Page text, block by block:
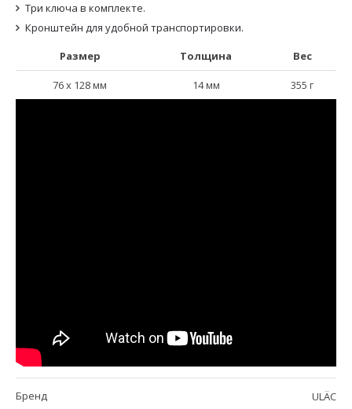
Три ключа в комплекте.
Кронштейн для удобной транспортировки.
Размер
Толщина Вес
76 х 128 мм 14 мм 355 г
Бренд ULÄC